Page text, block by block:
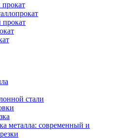
стали
металла: современный и